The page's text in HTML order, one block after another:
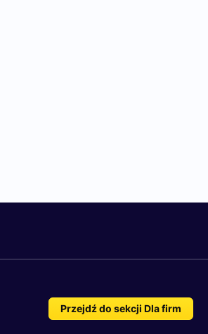
Przejdź do sekcji Dla firm